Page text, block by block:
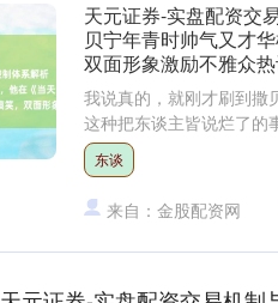
天元证券-实盘配资交
贝宁年青时帅气又才
双面形象激励不雅众
我说真的，就刚才刷到撒
这种把东谈主皆说烂了的
东谈
来自：金股配资网